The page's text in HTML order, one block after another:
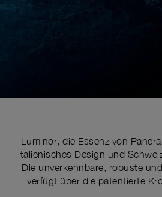
Luminor, die Essenz von
italienisches Design und
Die unverkennbare, robuste
verfügt über die patentierte